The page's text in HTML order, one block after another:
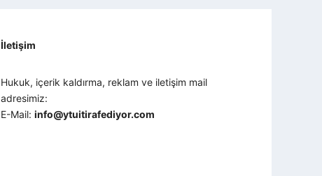
İletişim
Hukuk, içerik kaldırma, reklam ve iletişim mail
adresimiz:
E-Mail:info@ytuitirafediyor.com